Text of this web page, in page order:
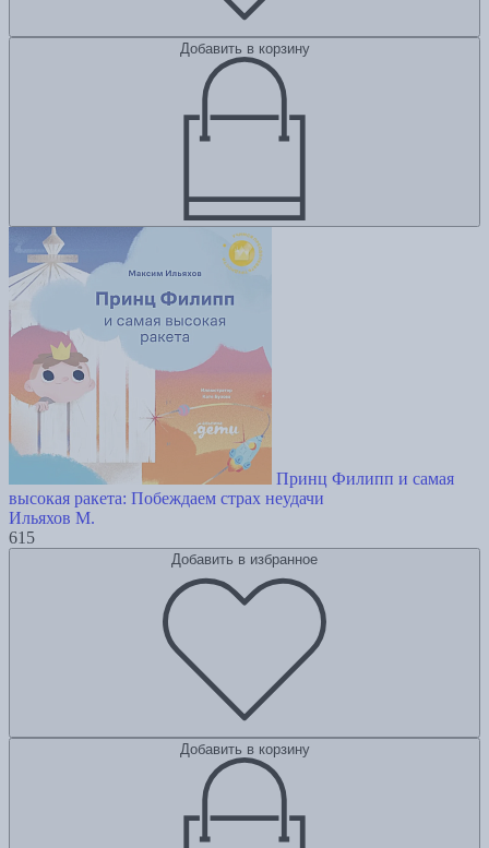
Добавить в корзину
Принц Филипп и самая
высокая ракета: Побеждаем страх неудачи
Ильяхов М.
615
Добавить в избранное
Добавить в корзину